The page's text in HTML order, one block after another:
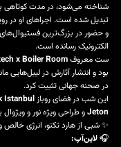
شناخته می‌شود، در مدت کوتاهی
تبدیل شده است. اجراهای او در
و حضور در بزرگ‌ترین فستیوال‌های
الکترونیک رسانده است.
ست معروفx Boiler Room
بود و انتشار آثارش در لیبل‌هایی
در صحنه جهانی تثبیت کرد.
این شب در فضای روباز Istanbul
Jetonو طراحی ویژه نور و ویژوال
✨ شبی از هارد تکنو، انرژی خالص
🎧لاین‌آپ: